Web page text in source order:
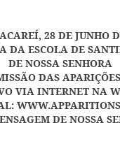
28 DE JUNHO
DA ESCOLA DE
DE NOSSA SENHORA
DAS
VIA INTERNET NA
DE NOSSA